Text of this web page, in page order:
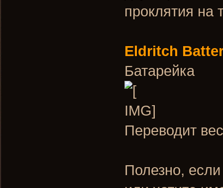
проклятия на
Eldritch
Батарейка
Переводит
Полезно,